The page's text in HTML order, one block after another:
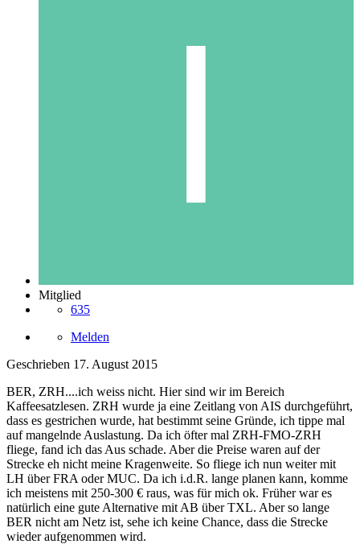
Mitglied
635
Melden
Geschrieben 17. August 2015
BER, ZRH....ich weiss nicht. Hier sind wir im Bereich
Kaffeesatzlesen. ZRH wurde ja eine Zeitlang von AIS durchgeführt,
dass es gestrichen wurde, hat bestimmt seine Gründe, ich tippe mal
auf mangelnde Auslastung. Da ich öfter mal ZRH-FMO-ZRH
fliege, fand ich das Aus schade. Aber die Preise waren auf der
Strecke eh nicht meine Kragenweite. So fliege ich nun weiter mit
LH über FRA oder MUC. Da ich i.d.R. lange planen kann, komme
ich meistens mit 250-300 € raus, was für mich ok. Früher war es
natürlich eine gute Alternative mit AB über TXL. Aber so lange
BER nicht am Netz ist, sehe ich keine Chance, dass die Strecke
wieder aufgenommen wird.